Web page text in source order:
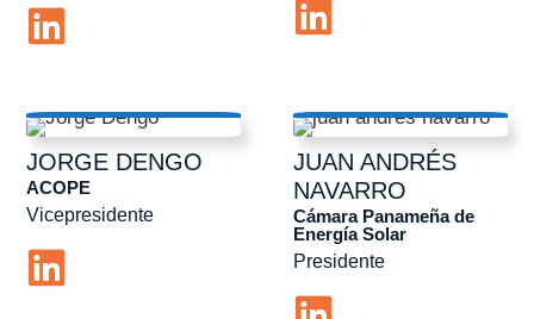
JORGE DENGO
Vicepresidente
ACOPE
JUAN ANDRÉS
NAVARRO
Presidente
Cámara Panameña de
Energía Solar